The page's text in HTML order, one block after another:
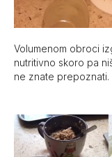
Volumenom obroci
nutritivno skoro pa
ne znate prepoznati.